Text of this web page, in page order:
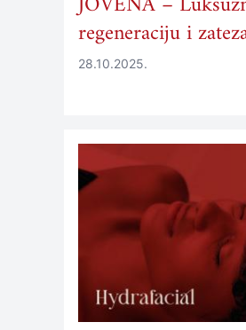
regeneraciju i
28.10.2025.